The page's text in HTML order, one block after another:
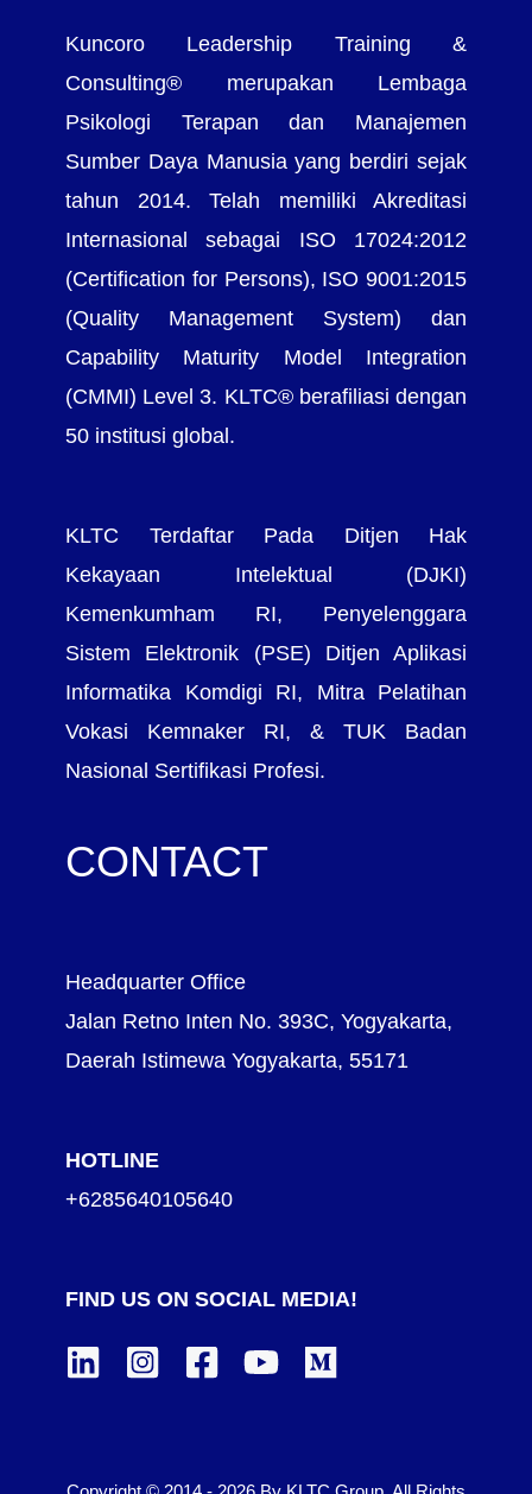
Kuncoro Leadership Training &
Consulting® merupakan Lembaga
Psikologi Terapan dan Manajemen
Sumber Daya Manusia yang berdiri sejak
tahun 2014. Telah memiliki Akreditasi
Internasional sebagai ISO 17024:2012
(Certification for Persons), ISO 9001:2015
(Quality Management System) dan
Capability Maturity Model Integration
(CMMI) Level 3. KLTC® berafiliasi dengan
50 institusi global.
KLTC Terdaftar Pada Ditjen Hak
Kekayaan Intelektual (DJKI)
Kemenkumham RI, Penyelenggara
Sistem Elektronik (PSE) Ditjen Aplikasi
Informatika Komdigi RI, Mitra Pelatihan
Vokasi Kemnaker RI, & TUK Badan
Nasional Sertifikasi Profesi.
CONTACT
Headquarter Office
Jalan Retno Inten No. 393C, Yogyakarta,
Daerah Istimewa Yogyakarta, 55171
HOTLINE
+6285640105640
FIND US ON SOCIAL MEDIA!